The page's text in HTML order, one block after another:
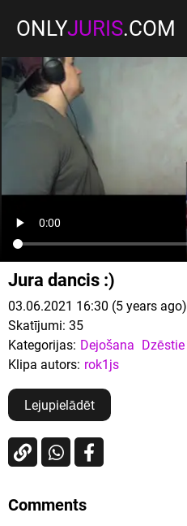
ONLYJURIS.COM
Jura dancis :)
03.06.2021 16:30 (5 years ago)
Skatījumi: 35
Kategorijas: Dejošana Dzēstie
Klipa autors: rok1js
Lejupielādēt
Comments